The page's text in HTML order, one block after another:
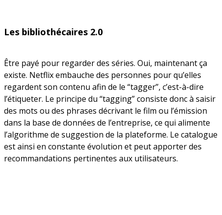
Les bibliothécaires 2.0
Être payé pour regarder des séries. Oui, maintenant ça
existe. Netflix embauche des personnes pour qu’elles
regardent son contenu afin de le “tagger”, c’est-à-dire
l’étiqueter. Le principe du “tagging” consiste donc à saisir
des mots ou des phrases décrivant le film ou l’émission
dans la base de données de l’entreprise, ce qui alimente
l’algorithme de suggestion de la plateforme. Le catalogue
est ainsi en constante évolution et peut apporter des
recommandations pertinentes aux utilisateurs.